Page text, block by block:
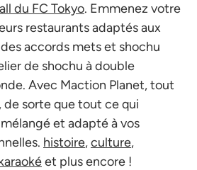
du FC Tokyo. Emmenez votre
restaurants adaptés aux
accords mets et shochu
de shochu à double
Avec Maction Planet, tout
de sorte que tout ce qui
et adapté à vos
histoire,culture,
et plus encore !